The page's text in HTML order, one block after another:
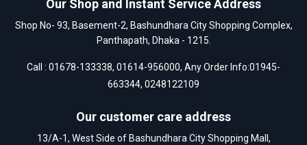
Our Shop and Instant Service Address
Shop No- 93, Basement-2, Bashundhara City Shopping Complex,
Panthapath, Dhaka - 1215.
Call : 01678-133338, 01614-956000, Any Order Info:01945-
663344, 0248122109
Our customer care address
13/A-1, West Side of Bashundhara City Shopping Mall,